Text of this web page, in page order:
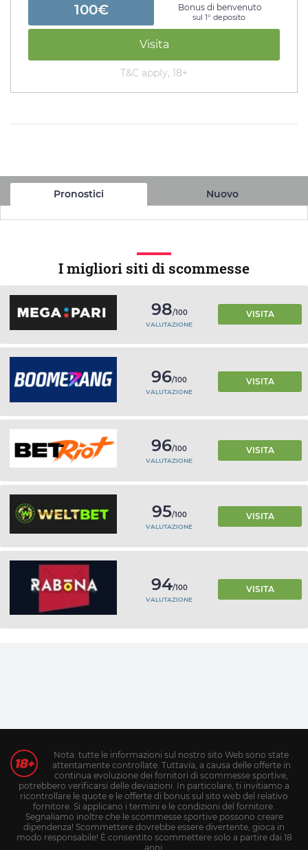
100€ Bonus di benvenuto
sul 1° deposito
Visita
T&C apply, 18+
Pronostici Nuovo
I migliori siti di scommesse
98/100
VALUTAZIONE
VISITA
96/100
VALUTAZIONE
VISITA
96/100
VALUTAZIONE
VISITA
95/100
VALUTAZIONE
VISITA
94/100
VALUTAZIONE
VISITA
Nota: tutte le informazioni sul nostro sito Web sono state
attentamente controllate. Tuttavia, a causa delle offerte in
continua evoluzione dei fornitori di scommesse sportive,
potrebbero verificarsi delle deviazioni. In particolare, ti invitiamo a
ricontrollare le quote e le offerte di bonus sul sito web del relativo
fornitore. Si applicano i termini e le condizioni del fornitore.
Segnaliamo inoltre che le scommesse sportive possono creare
dipendenza! Scommettere dovrebbe essere divertente, gioca in
modo responsabile! È consentito scommettere solo a partire dai 18
anni.